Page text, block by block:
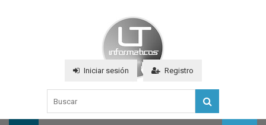
Iniciar sesión Registro